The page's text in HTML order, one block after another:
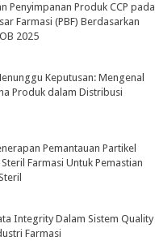
Penyimpanan Produk CCP pada
Farmasi (PBF) Berdasarkan
2025
Keputusan: Mengenal
Produk dalam Distribusi
Pemantauan Partikel
Farmasi Untuk Pemastian
Integrity Dalam Sistem Quality
Farmasi